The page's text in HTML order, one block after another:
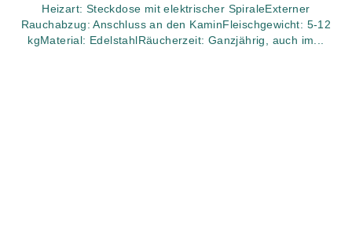
Heizart: Steckdose mit elektrischer SpiraleExterner
Rauchabzug: Anschluss an den KaminFleischgewicht: 5-12
kgMaterial: EdelstahlRäucherzeit: Ganzjährig, auch im...